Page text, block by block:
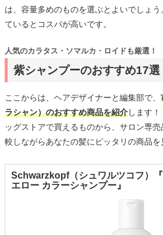
は、容量多めのものを選ぶとよいでしょ
ているとコスパが高いです。
紫シャンプーのおすすめ17選
人気のカラタス・ソマルカ・ロイドも厳選！
ここからは、ヘアデザイナーと編集部で、
ラシャン）のおすすめ商品を紹介します
ッグストアで買えるものから、サロン専
較しながらあなたの髪にピッタリの商品を
Schwarzkopf（シュワルツコフ）
エロー カラーシャンプー』